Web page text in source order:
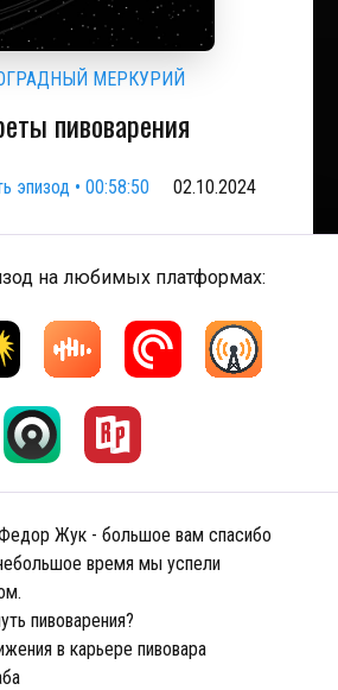
МЕРКУРИЙ
пивоварения
эпизод • 00:58:50 02.10.2024
на любимых платформах:
Жук - большое вам спасибо
время мы успели
пивоварения?
в карьере пивовара